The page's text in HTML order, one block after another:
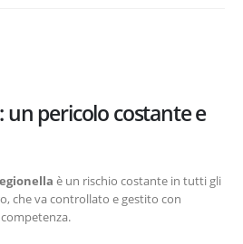
un pericolo costante e
è un rischio costante in tutti gli
che va controllato e gestito con